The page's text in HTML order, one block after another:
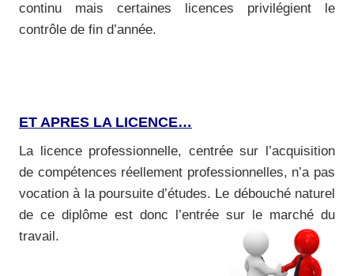
continu mais certaines licences privilégient le
contrôle de fin d’année.
ET APRES LA LICENCE…
La licence professionnelle, centrée sur l’acquisition
de compétences réellement professionnelles, n’a pas
vocation à la poursuite d’études. Le débouché naturel
de ce diplôme est donc l’entrée sur le marché du
travail.